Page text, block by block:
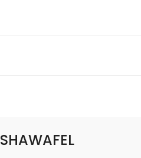
SHAWAFEL | شوافل